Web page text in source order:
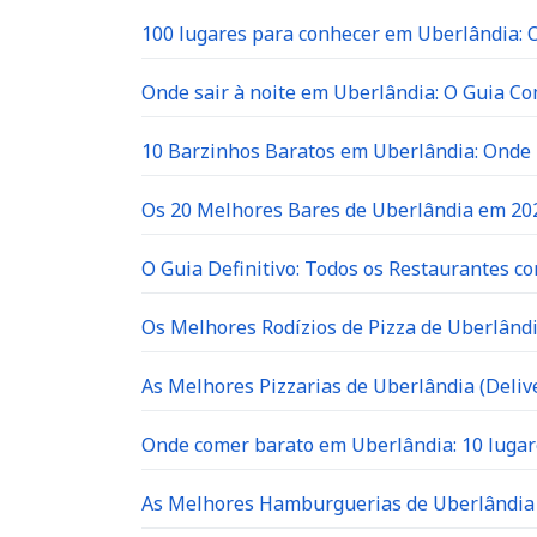
100 lugares para conhecer em Uberlândia:
Onde sair à noite em Uberlândia: O Guia
10 Barzinhos Baratos em Uberlândia:
Os 20 Melhores Bares de Uberlândia em
O Guia Definitivo: Todos os Restaurantes
Os Melhores Rodízios de Pizza de
As Melhores Pizzarias de Uberlândia
Onde comer barato em Uberlândia: 10
As Melhores Hamburguerias de